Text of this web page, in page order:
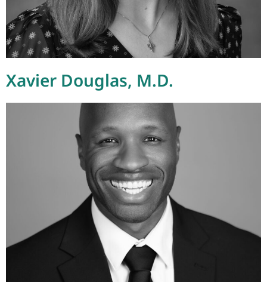
Xavier Douglas, M.D.